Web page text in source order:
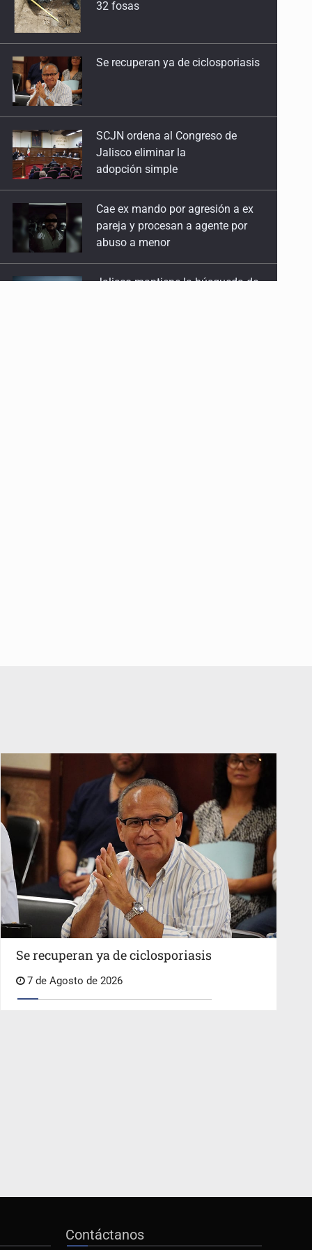
27 de Julio de 2026
25 de Julio de 2026
Quinto Patio
24 de Julio de 2026
Quinto Patio
Quinto Patio
22 de Julio de 2026
Quinto Patio
Se recuperan ya de ciclosporiasis
adopción simple
Cae ex mando por agresión a ex
pareja y procesan a agente por
abuso a menor
Jalisco mantiene la búsqueda de
21 adolescentes desaparecidos
durante julio
Se recuperan ya de ciclosporiasis
7 de Agosto de 2026
Contáctanos